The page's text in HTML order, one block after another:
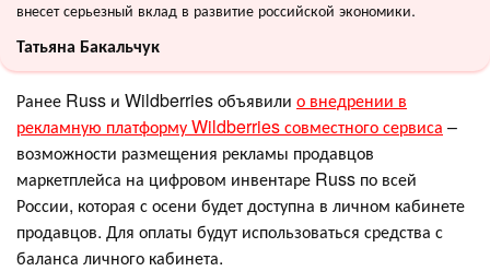
внесет серьезный вклад в развитие российской экономики.
Татьяна Бакальчук
Ранее Russ и Wildberries объявили о внедрении в
рекламную платформу Wildberries совместного сервиса –
возможности размещения рекламы продавцов
маркетплейса на цифровом инвентаре Russ по всей
России, которая с осени будет доступна в личном кабинете
продавцов. Для оплаты будут использоваться средства с
баланса личного кабинета.